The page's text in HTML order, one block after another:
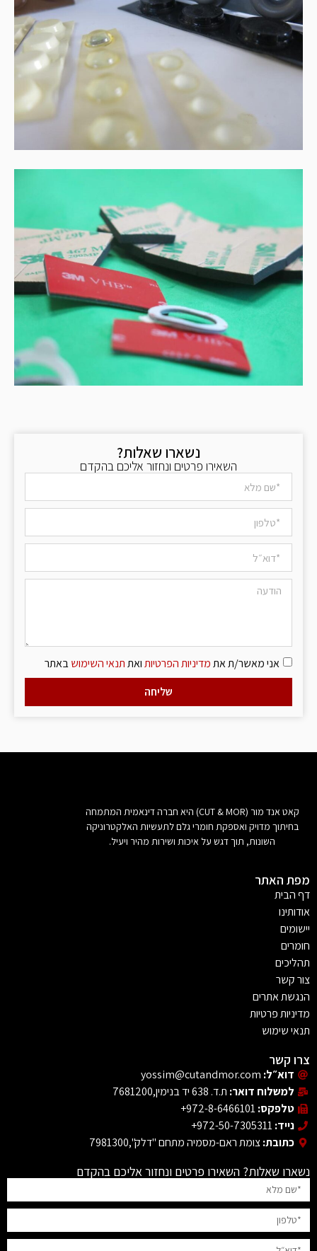
נשארו שאלות?
השאירו פרטים ונחזור אליכם בהקדם
אני מאשר/ת אתמדיניות הפרטיותואתתנאי השימושבאתר
שליחה
קאט אנד מור (CUT & MOR) היא חברה דינאמית המתמחה
בחיתוך מדויק ואספקת חומרי גלם לתעשיות האלקטרוניקה
השונות, תוך דגש על איכות ושירות מהיר ויעיל.
האתר
קשר
אתרים
פרטיות
שימוש
קשר
דוא״ל:yossim@cutandmor.com
למשלוח דואר:ת.ד. 638 יד בנימין,7681200
טלפקס:972-8-6466101+
נייד:972-50-7305311+
כתובת:צומת ראם-מסמיה מתחם "דלק",7981300
שאלות? השאירו פרטים ונחזור אליכם בהקדם